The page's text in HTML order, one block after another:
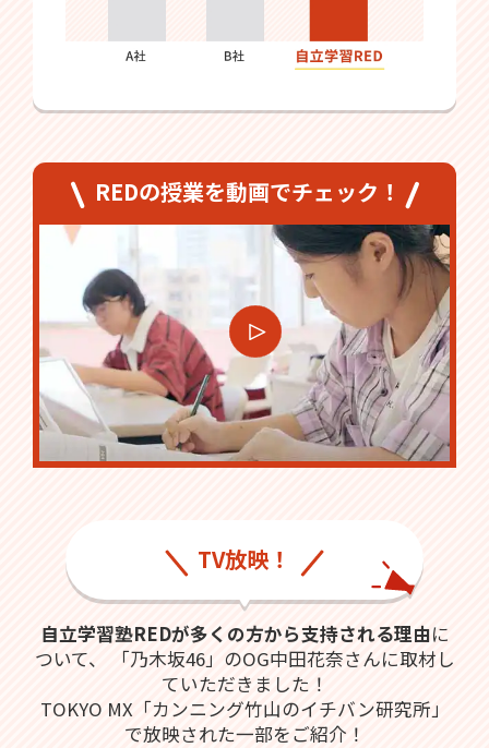
REDの授業を動画でチェック！
TV放映！
自立学習塾REDが多くの方から支持される理由に
ついて、
「乃木坂46」のOG中田花奈さんに取材し
ていただきました！
TOKYO MX「カンニング竹山のイチバン研究所」
で放映された一部をご紹介！